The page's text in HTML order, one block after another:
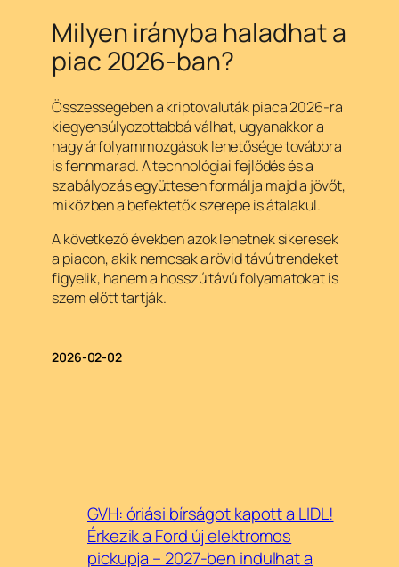
Milyen irányba haladhat a
piac 2026-ban?
Összességében a kriptovaluták piaca 2026-ra
kiegyensúlyozottabbá válhat, ugyanakkor a
nagy árfolyammozgások lehetősége továbbra
is fennmarad. A technológiai fejlődés és a
szabályozás együttesen formálja majd a jövőt,
miközben a befektetők szerepe is átalakul.
A következő években azok lehetnek sikeresek
a piacon, akik nemcsak a rövid távú trendeket
figyelik, hanem a hosszú távú folyamatokat is
szem előtt tartják.
2026-02-02
GVH: óriási bírságot kapott a LIDL!
Érkezik a Ford új elektromos
pickupja – 2027-ben indulhat a